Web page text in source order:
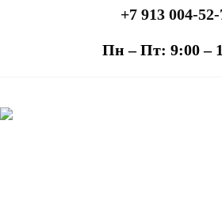
+7 913 004-52-
Пн – Пт: 9:00 –